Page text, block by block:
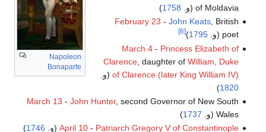
Napoleon
Bonaparte
of Moldavia (و.
1758
)
February 23 - John Keats, British
poet (و.
1795
)
[6]
March 4- Princess Elizabeth of
Clarence, daughter of William, Duke
of Clarence (later King William IV) (و.
1820
)
March 13 - John Hunter, second Governor of New South
Wales (و.
1737
)
April 10- Patriarch Gregory V of Constantinople (و. 1746
)